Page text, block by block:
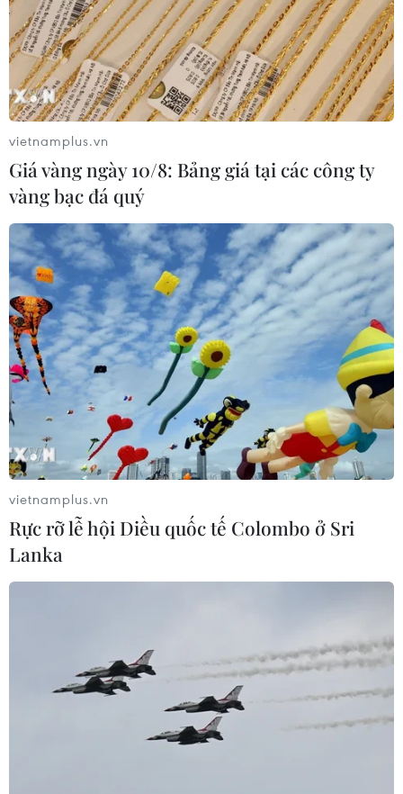
Vụ MobiFone mua AVG: 'Chất xúc tác'
giúp bán AVG với giá cao
20/10/2019 02:26
Phạm Nhật Vũ đã gọi cho Nguyễn Bắc Son 85 cuộc điện
thoại và gửi 206 tin nhắn để trao đổi, liên hệ và đề nghị
Nguyễn Bắc Son chỉ đạo cấp dưới sớm thực hiện việc
mua bán giữa MobiFone với AVG.
Vụ MobiFone mua AVG: Thu hồi triệt để
tài sản cho Nhà nước
04/11/2019 00:39
Đây là vụ án thu hồi được tài sản nhiều nhất từ trước
đến nay, với tổng số tiền thu hồi là 8.845 tỷ đồng trên
vietnamplus.vn
Giá vàng ngày 10/8: Bảng giá tại các công ty
vàng bạc đá quý
vietnamplus.vn
Rực rỡ lễ hội Diều quốc tế Colombo ở Sri
Lanka